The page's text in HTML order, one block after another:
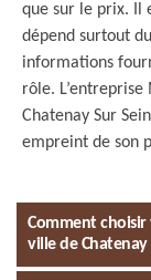
que sur le prix. Il
dépend surtout
informations
rôle.
Chatenay Sur
empreint de son
Comment
ville de Chatenay